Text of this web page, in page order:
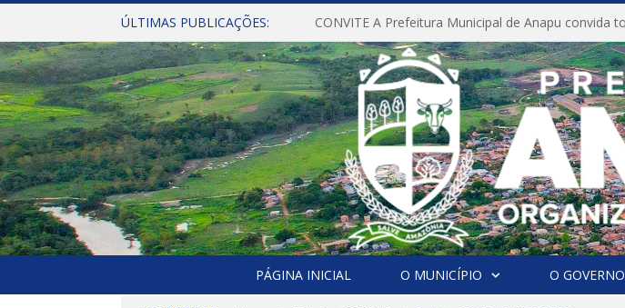
ÚLTIMAS PUBLICAÇÕES:
PÁGINA INICIAL O MUNICÍPIO O GOVERNO